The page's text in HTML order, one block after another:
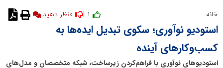
خانه
استودیو نوآوری؛ سکوی تبدیل ایده‌ها به
کسب‌وکارهای آینده
استودیوهای نوآوری با فراهم‌کردن زیرساخت، شبکه متخصصان و مدل‌های